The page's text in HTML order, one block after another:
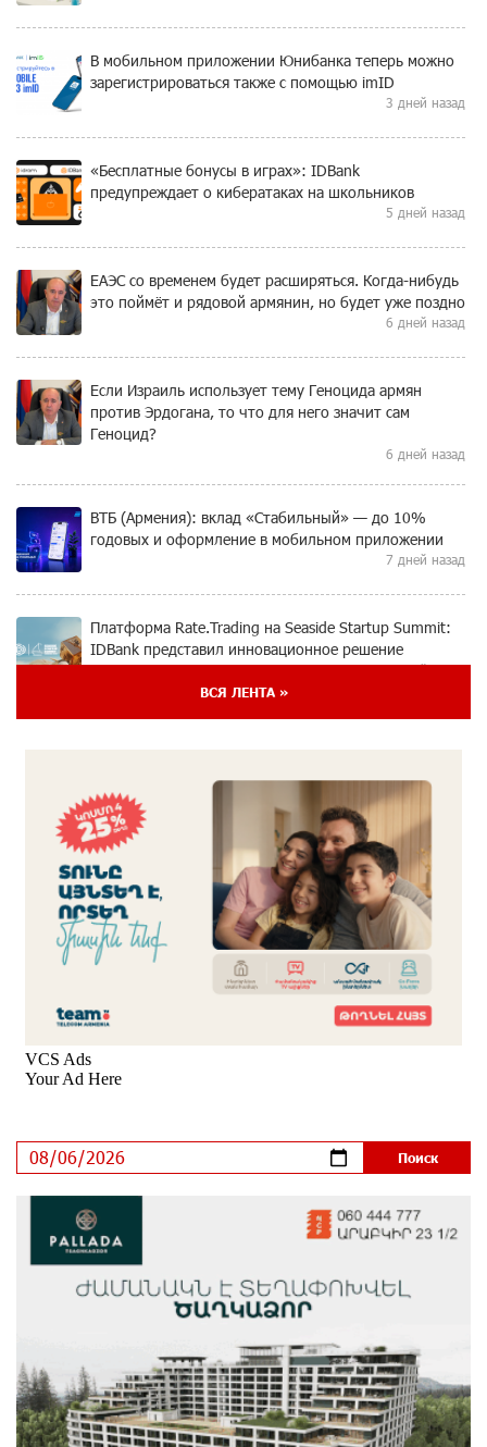
В мобильном приложении Юнибанка теперь можно
зарегистрироваться также с помощью imID
3 дней назад
«Бесплатные бонусы в играх»: IDBank
предупреждает о кибератаках на школьников
5 дней назад
ЕАЭС со временем будет расширяться. Когда-нибудь
это поймёт и рядовой армянин, но будет уже поздно
6 дней назад
Если Израиль использует тему Геноцида армян
против Эрдогана, то что для него значит сам
Геноцид?
6 дней назад
ВТБ (Армения): вклад «Стабильный» — до 10%
годовых и оформление в мобильном приложении
7 дней назад
Платформа Rate.Trading на Seaside Startup Summit:
IDBank представил инновационное решение
7 дней назад
8 дней назад
Пашинян ты упустил свой шанс уйти спокойно.
Аршак Карапетян
9 дней назад
Обновленный Центр продаж и обслуживания Ucom
открылся по адресу ул. Шаумяна, 24/2 в Арарате
Никогда Нагорный Карабах не был в составе
независимого Азербайджана. Аршак Карапетян
Бывший премьер-министр Словакии обратился к
президенту страны с просьбой содействовать
освобождению армянских заключенных,
осужденных в Азербайджане
14 дней назад
При поддержке Ucom в спортивной школе Вайка
ВСЯ ЛЕНТА »